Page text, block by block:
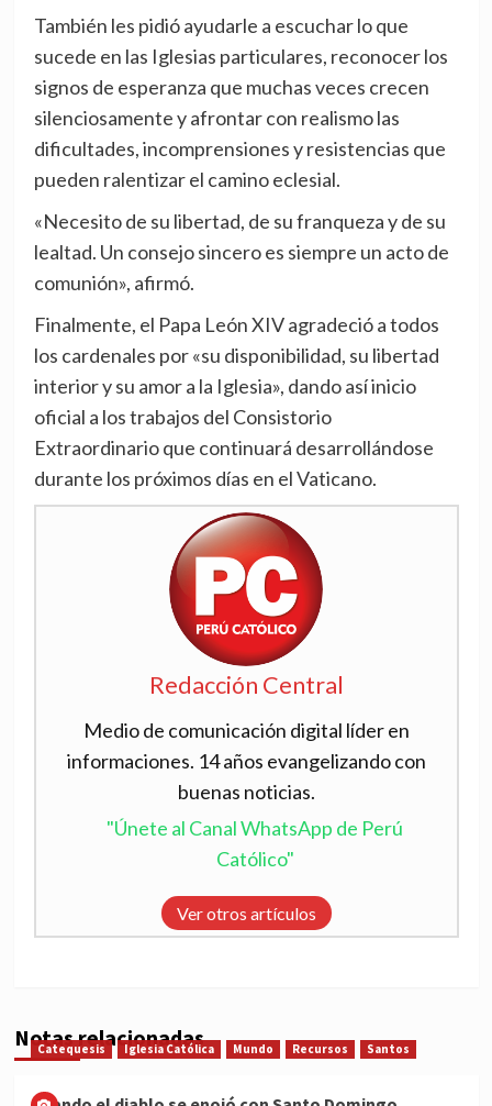
También les pidió ayudarle a escuchar lo que
sucede en las Iglesias particulares, reconocer los
signos de esperanza que muchas veces crecen
silenciosamente y afrontar con realismo las
dificultades, incomprensiones y resistencias que
pueden ralentizar el camino eclesial.
«Necesito de su libertad, de su franqueza y de su
lealtad. Un consejo sincero es siempre un acto de
comunión», afirmó.
Finalmente, el Papa León XIV agradeció a todos
los cardenales por «su disponibilidad, su libertad
interior y su amor a la Iglesia», dando así inicio
oficial a los trabajos del Consistorio
Extraordinario que continuará desarrollándose
durante los próximos días en el Vaticano.
Redacción Central
Medio de comunicación digital líder en
informaciones. 14 años evangelizando con
buenas noticias.
"Únete al Canal WhatsApp de Perú
Católico"
Ver otros artículos
Notas relacionadas
Catequesis Iglesia Católica Mundo Recursos Santos